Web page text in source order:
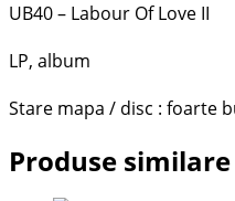
UB40 – Labour Of Love II
LP, album
Stare mapa / disc : foarte
Produse similare